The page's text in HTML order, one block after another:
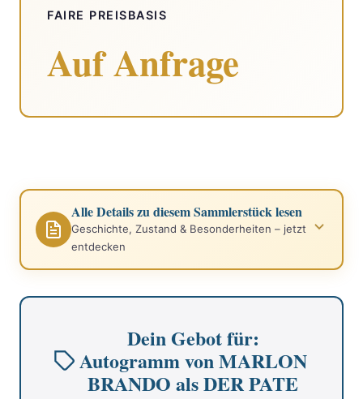
FAIRE PREISBASIS
Auf Anfrage
Alle Details zu diesem Sammlerstück lesen
Geschichte, Zustand & Besonderheiten – jetzt
entdecken
Dein Gebot für:
Autogramm von MARLON
BRANDO als DER PATE